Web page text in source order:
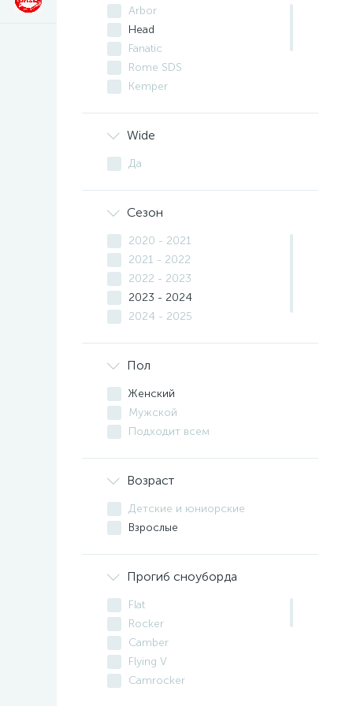
Arbor
Head
Fanatic
Rome SDS
Kemper
Slash
Yes.
Wide
Да
Сезон
2020 - 2021
2021 - 2022
2022 - 2023
2023 - 2024
2024 - 2025
Пол
Женский
Мужской
Подходит всем
Возраст
Детские и юниорские
Взрослые
Прогиб сноуборда
Flat
Rocker
Camber
Flying V
Camrocker